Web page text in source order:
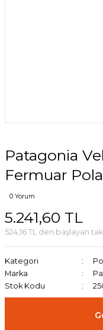
Patagonia
Fermuar
0 Yorum
5.241,60 TL
524,16 TL den başlayan
Kategori
Marka
Stok Kodu